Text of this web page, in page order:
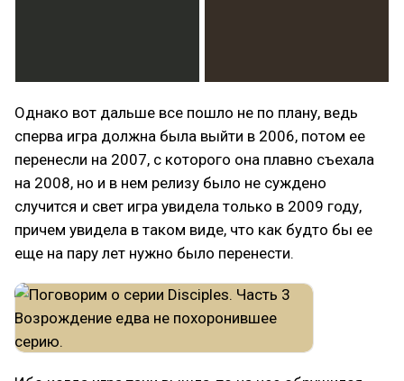
Однако вот дальше все пошло не по плану, ведь
сперва игра должна была выйти в 2006, потом ее
перенесли на 2007, с которого она плавно съехала
на 2008, но и в нем релизу было не суждено
случится и свет игра увидела только в 2009 году,
причем увидела в таком виде, что как будто бы ее
еще на пару лет нужно было перенести.